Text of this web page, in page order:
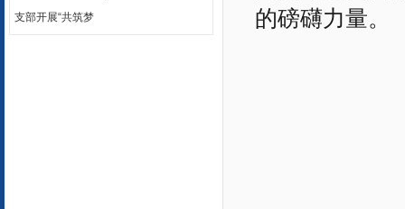
支部开展“共筑梦
的磅礴力量。